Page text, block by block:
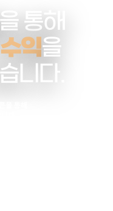
통해
수익을
니다.